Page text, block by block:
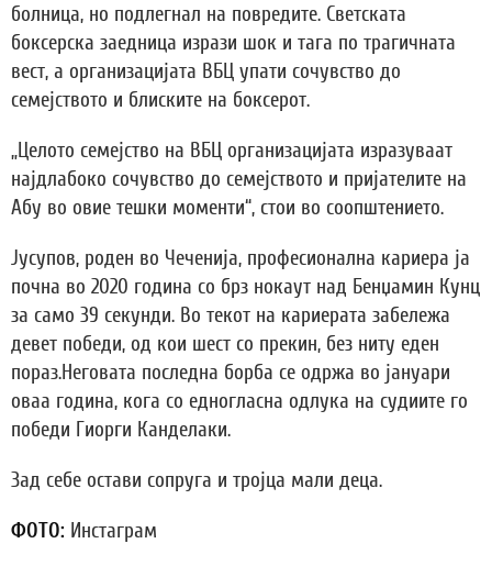
болница, но подлегнал на повредите. Светската
боксерска заедница изрази шок и тага по трагичната
вест, а организацијата ВБЦ упати сочувство до
семејството и блиските на боксерот.
„Целото семејство на ВБЦ организацијата изразуваат
најдлабоко сочувство до семејството и пријателите на
Абу во овие тешки моменти“, стои во соопштението.
Јусупов, роден во Чеченија, професионална кариера ја
почна во 2020 година со брз нокаут над Бенџамин Кунц
за само 39 секунди. Во текот на кариерата забележа
девет победи, од кои шест со прекин, без ниту еден
пораз.Неговата последна борба се одржа во јануари
оваа година, кога со едногласна одлука на судиите го
победи Гиорги Канделаки.
Зад себе остави сопруга и тројца мали деца.
ФОТО: Инстаграм